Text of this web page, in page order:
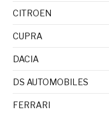
CITROEN
CUPRA
DACIA
DS AUTOMOBILES
FERRARI